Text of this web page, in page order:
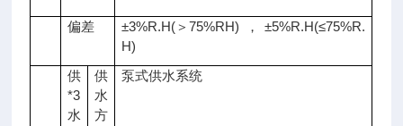
偏差
±3%R.H(＞75%RH)，±5%R.H(≤75%R.
H)
供
*3
水
供
水
方
泵式供水系统